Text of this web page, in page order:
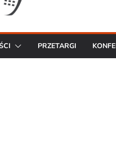
Solutions oferuje agencjom
usługę łączności opartą
PRZETARGI